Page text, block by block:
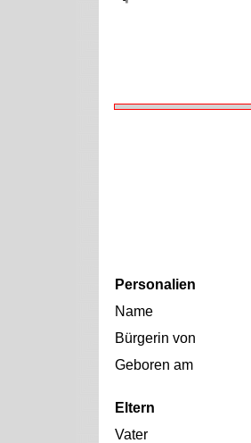
Personalien
Name
Bürgerin von
Geboren am
Eltern
Vater